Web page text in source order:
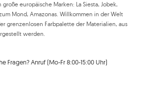
wenden Sie sich bitte per E-Mail oder per
Adresse an die Kundendienstabteilung von Mouton
finden Sie unter:
europäische Marken: La Siesta, Jobek,
Mond, Amazonas. Willkommen in der Welt
grenzenlosen Farbpalette der Materialien, aus
werden.
Fragen? Anruf (Mo-Fr 8:00-15:00 Uhr)